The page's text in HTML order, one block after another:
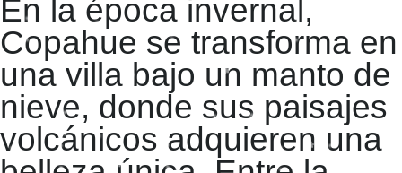
En la época invernal,
Copahue se transforma en
una villa bajo un manto de
nieve, donde sus paisajes
volcánicos adquieren una